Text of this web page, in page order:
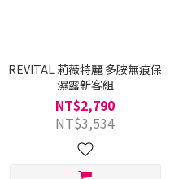
REVITAL 莉薇特麗 多胺無痕保
濕露新客組
NT$2,790
NT$3,534